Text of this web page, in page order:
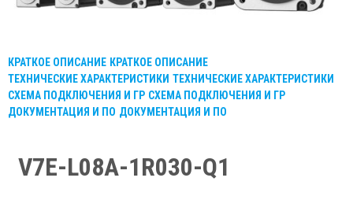
КРАТКОЕ ОПИСАНИЕ КРАТКОЕ ОПИСАНИЕ
ТЕХНИЧЕСКИЕ ХАРАКТЕРИСТИКИ ТЕХНИЧЕСКИЕ ХАРАКТЕРИСТИКИ
СХЕМА ПОДКЛЮЧЕНИЯ И ГР СХЕМА ПОДКЛЮЧЕНИЯ И ГР
ДОКУМЕНТАЦИЯ И ПО ДОКУМЕНТАЦИЯ И ПО
V7E-L08A-1R030-Q1